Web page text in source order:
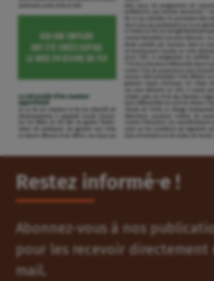
Restez informé⸱e !
Abonnez-vous à nos
pour les recevoir
mail.